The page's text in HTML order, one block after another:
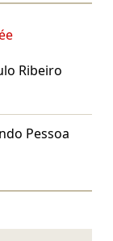
Ribeiro
Pessoa